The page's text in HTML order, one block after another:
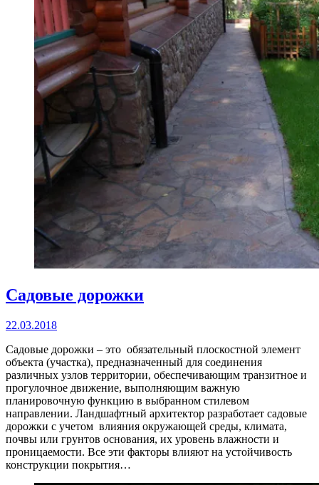
Садовые дорожки
22.03.2018
Садовые дорожки – это обязательный плоскостной элемент
объекта (участка), предназначенный для соединения
различных узлов территории, обеспечивающим транзитное и
прогулочное движение, выполняющим важную
планировочную функцию в выбранном стилевом
направлении. Ландшафтный архитектор разработает садовые
дорожки с учетом влияния окружающей среды, климата,
почвы или грунтов основания, их уровень влажности и
проницаемости. Все эти факторы влияют на устойчивость
конструкции покрытия…